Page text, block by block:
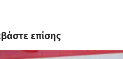
επίσης